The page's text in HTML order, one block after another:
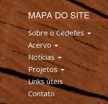
MAPA DO SITE
Sobre o Cedefes
Acervo
Notícias
Projetos
Links úteis
Contato